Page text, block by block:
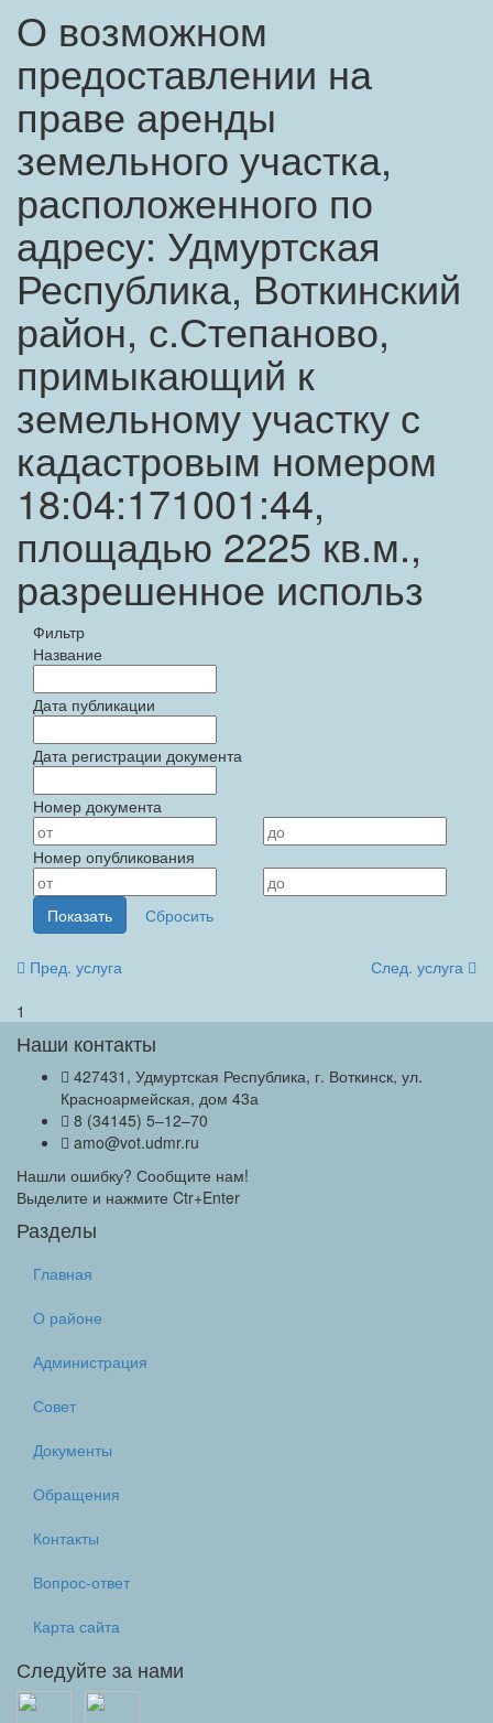
О возможном
предоставлении на
праве аренды
земельного участка,
расположенного по
адресу: Удмуртская
Республика, Воткинский
район, с.Степаново,
примыкающий к
земельному участку с
кадастровым номером
18:04:171001:44,
площадью 2225 кв.м.,
разрешенное использ
Фильтр
Название
Дата публикации
Дата регистрации документа
Номер документа
Номер опубликования
След. услуга
Пред. услуга
1
Наши контакты
427431, Удмуртская Республика, г. Воткинск, ул.
Красноармейская, дом 43а
8 (34145) 5–12–70
amo@vot.udmr.ru
Нашли ошибку? Сообщите нам!
Выделите и нажмите Ctr+Enter
Разделы
Главная
О районе
Администрация
Совет
Документы
Обращения
Контакты
Вопрос-ответ
Карта сайта
Следуйте за нами